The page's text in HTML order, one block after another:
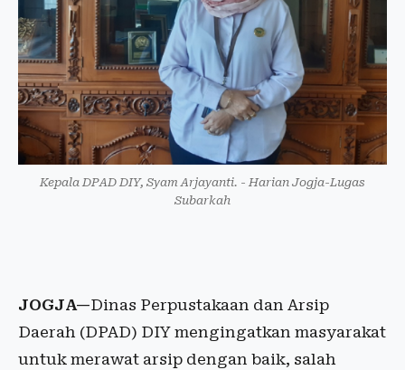
Kepala DPAD DIY, Syam Arjayanti. - Harian Jogja-Lugas
Subarkah
JOGJA—Dinas Perpustakaan dan Arsip
Daerah (DPAD) DIY mengingatkan masyarakat
untuk merawat arsip dengan baik, salah